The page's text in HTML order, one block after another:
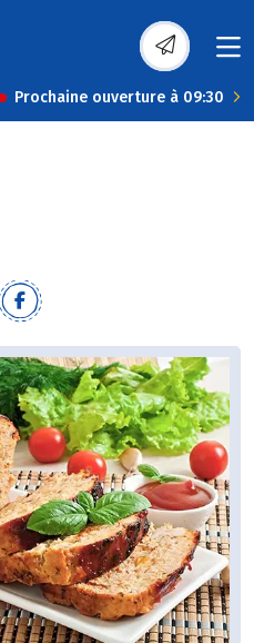
Prochaine ouverture à 09:30